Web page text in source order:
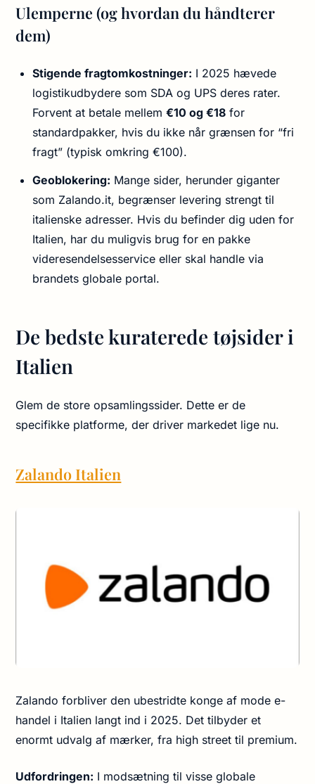
Ulemperne (og hvordan du håndterer
dem)
Stigende fragtomkostninger: I 2025 hævede
logistikudbydere som SDA og UPS deres rater.
Forvent at betale mellem€10 og €18 for
standardpakker, hvis du ikke når grænsen for “fri
fragt” (typisk omkring €100).
Geoblokering: Mange sider, herunder giganter
som Zalando.it, begrænser levering strengt til
italienske adresser. Hvis du befinder dig uden for
Italien, har du muligvis brug for en pakke
videresendelsesservice eller skal handle via
brandets globale portal.
De bedste kuraterede tøjsider i
Italien
Glem de store opsamlingssider. Dette er de
specifikke platforme, der driver markedet lige nu.
Zalando Italien
Zalando forbliver den ubestridte konge af mode e-
handel i Italien langt ind i 2025. Det tilbyder et
enormt udvalg af mærker, fra high street til premium.
Udfordringen: I modsætning til visse globale